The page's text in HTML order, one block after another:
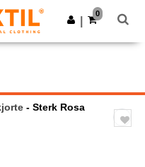
Last ned app
0
- Sterk Rosa